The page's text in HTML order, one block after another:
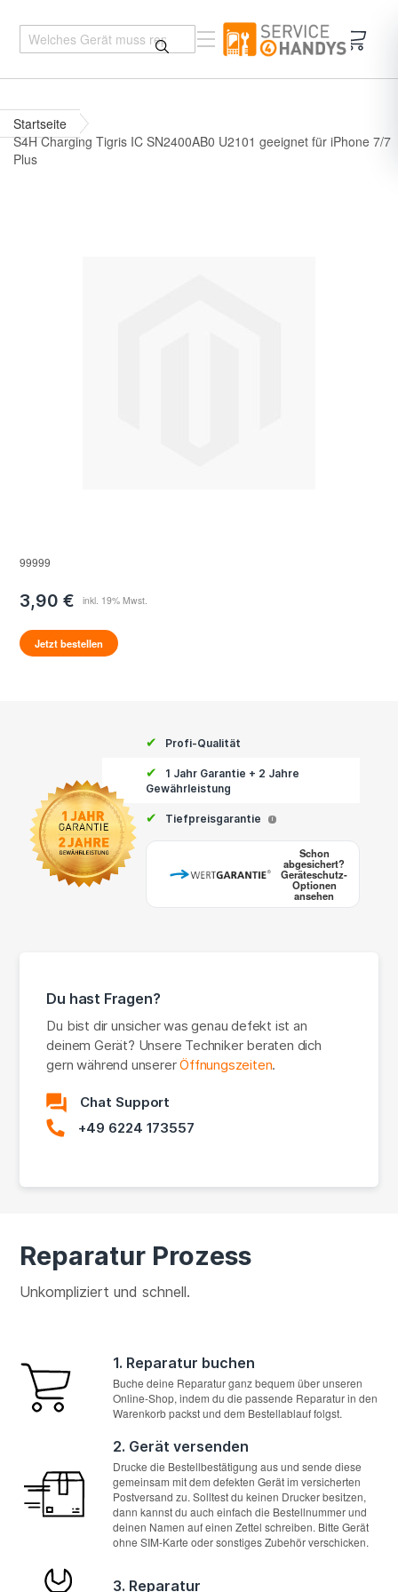
Startseite
S4H Charging Tigris IC SN2400AB0 U2101 geeignet für iPhone 7/7
Plus
99999
3,90 €
Jetzt bestellen
✔ Profi-Qualität
✔
1 Jahr Garantie + 2 Jahre
Gewährleistung
✔ Tiefpreisgarantie i
Schon
abgesichert?
Geräteschutz-
Optionen
ansehen
Du hast Fragen?
Du bist dir unsicher was genau defekt ist an
deinem Gerät? Unsere Techniker beraten dich
gern während unsererÖffnungszeiten.
Chat Support
+49 6224 173557
Reparatur Prozess
Unkompliziert und schnell.
1. Reparatur buchen
Buche deine Reparatur ganz bequem über unseren
Online-Shop, indem du die passende Reparatur in den
Warenkorb packst und dem Bestellablauf folgst.
2. Gerät versenden
Drucke die Bestellbestätigung aus und sende diese
gemeinsam mit dem defekten Gerät im versicherten
Postversand zu. Solltest du keinen Drucker besitzen,
dann kannst du auch einfach die Bestellnummer und
deinen Namen auf einen Zettel schreiben. Bitte Gerät
ohne SIM-Karte oder sonstiges Zubehör verschicken.
3. Reparatur